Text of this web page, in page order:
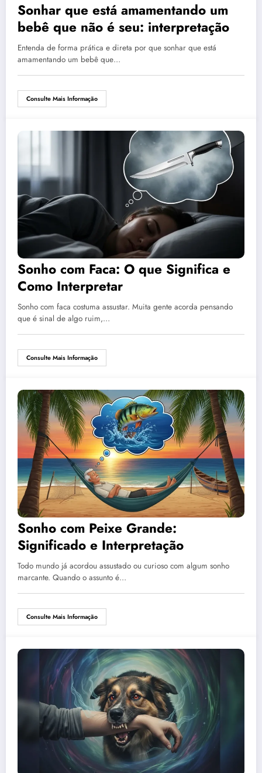
Sonhar que está amamentando um
bebê que não é seu: interpretação
Entenda de forma prática e direta por que sonhar que está
amamentando um bebê que…
Consulte Mais Informação
Sonho com Faca: O que Significa e
Como Interpretar
Sonho com faca costuma assustar. Muita gente acorda pensando
que é sinal de algo ruim,…
Consulte Mais Informação
Sonho com Peixe Grande:
Significado e Interpretação
Todo mundo já acordou assustado ou curioso com algum sonho
marcante. Quando o assunto é…
Consulte Mais Informação